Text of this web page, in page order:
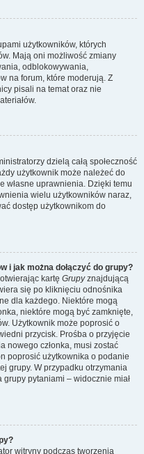
użytkowników, których
Mają oni możliwość zmiany
odblokowywania,
na forum, które moderują. Z
pisali na temat oraz nie
dzielą całą społeczność
użytkownik może należeć do
własne uprawnienia. Dzięki temu
wielu użytkowników naraz,
dostęp użytkownikom do
i jak można dołączyć do grupy?
kartę Grupyznajdującą
się po kliknięciu odnośnika
dla każdego. Niektóre mogą
niektóre mogą być zamknięte,
Użytkownik może poprosić o
przycisk. Prośba o przyjęcie
nowego członka, musi zostać
poprosić użytkownika o podanie
grupy. W przypadku otrzymania
pytaniami – widocznie miał
witryny podczas tworzenia